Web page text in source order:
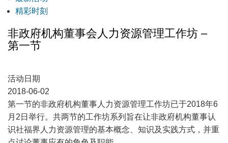
精彩时刻
非政府机构董事会人力资源管理工作坊 –
第一节
活动日期
2018-06-02
第一节的非政府机构董事人力资源管理工作坊已于2018年6
月2日举行。共两节的工作坊系列旨在让非政府机构董事认
识社福界人力资源管理的基本概念、知识及实践方式，并重